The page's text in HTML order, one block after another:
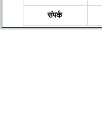
संपर्क